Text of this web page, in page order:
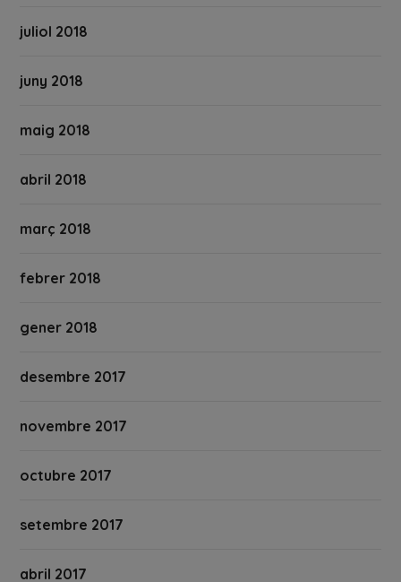
juliol 2018
juny 2018
maig 2018
abril 2018
març 2018
febrer 2018
gener 2018
desembre 2017
novembre 2017
octubre 2017
setembre 2017
abril 2017